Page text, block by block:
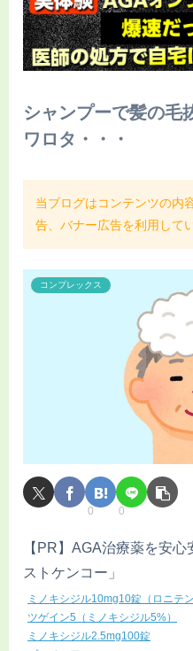
シャンプーで髪の毛
ワロタ・・・
当ブログはコンテンツの内
告、バナー広告を利用して
コンプレックス
0 0
【PR】AGA治療薬を安
ストケンコー」
ミノキシジル10mg10錠（ロニテ
ツゲイン5（ミノキシジル5%）
ミノキシジル2.5mg100錠